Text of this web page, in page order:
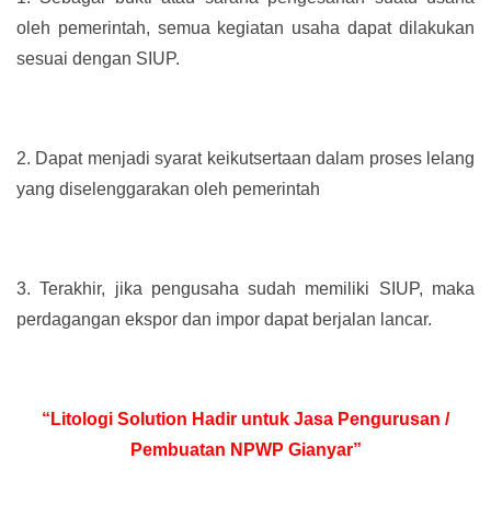
oleh pemerintah, semua kegiatan usaha dapat dilakukan
sesuai dengan SIUP.
2. Dapat menjadi syarat keikutsertaan dalam proses lelang
yang diselenggarakan oleh pemerintah
3. Terakhir, jika pengusaha sudah memiliki SIUP, maka
perdagangan ekspor dan impor dapat berjalan lancar.
“Litologi Solution Hadir untuk Jasa Pengurusan /
Pembuatan NPWP Gianyar”